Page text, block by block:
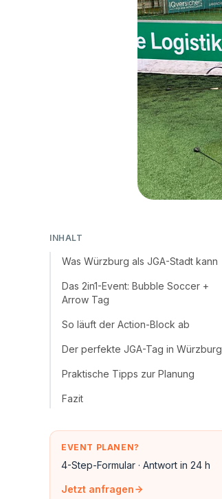
INHALT
Was Würzburg als JGA-Stadt kann
Das 2in1-Event: Bubble Soccer +
Arrow Tag
So läuft der Action-Block ab
Der perfekte JGA-Tag in Würzburg
Praktische Tipps zur Planung
Fazit
EVENT PLANEN?
4-Step-Formular · Antwort in 24 h
Jetzt anfragen